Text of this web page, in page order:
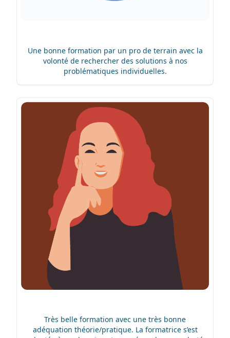
Une bonne formation par un pro de terrain avec la
volonté de rechercher des solutions à nos
problématiques individuelles.
Très belle formation avec une très bonne
adéquation théorie/pratique. La formatrice s’est